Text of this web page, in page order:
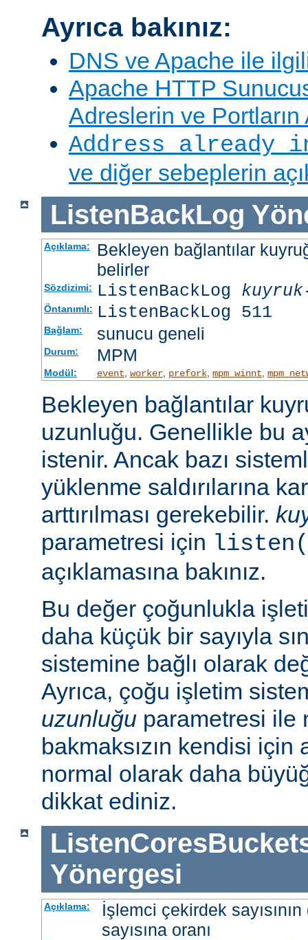
Ayrıca bakınız:
DNS ve Apache ile
Apache HTTP
Adreslerin ve Portların
Address already
ve diğer sebeplerin
ListenBackLog
Açıklama:
Bekleyen bağlantılar
belirler
Sözdizimi: ListenBackLog
Öntanımlı: ListenBackLog 511
Bağlam: sunucu geneli
Durum: MPM
Modül: event, worker, prefork, mpm_winnt,
Bekleyen bağlantılar
uzunluğu. Genellikle bu
istenir. Ancak bazı
yüklenme saldırılarına
arttırılması gerekebilir.
parametresi için
açıklamasına bakınız.
Bu değer çoğunlukla
daha küçük bir sayıyla
sistemine bağlı olarak
Ayrıca, çoğu işletim
uzunluğu parametresi ile
bakmaksızın kendisi için
normal olarak daha
dikkat ediniz.
Yönergesi
Açıklama:
İşlemci çekirdek
sayısına oranı